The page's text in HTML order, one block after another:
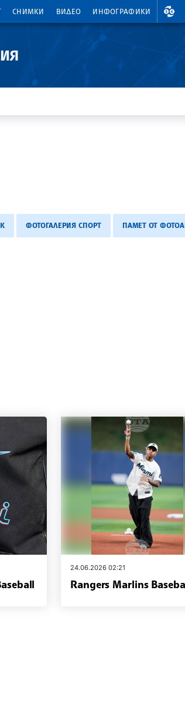
СНИМКИ ВИДЕО ИНФОГРАФИКИ
ФОТОГАЛЕРИЯ СПОРТ ПАМЕТ ОТ
24.06.2026 02:21
Rangers Marlins